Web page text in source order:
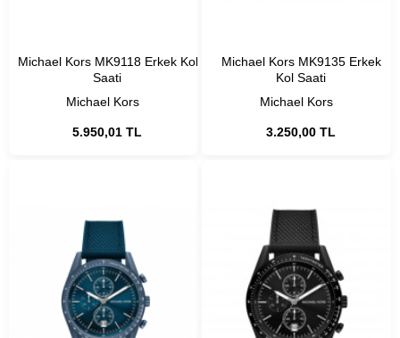
Michael Kors
Michael Kors MK9118 Erkek Kol
Saati
5.950,01 TL
Michael Kors
Michael Kors MK9135 Erkek
Kol Saati
3.250,00 TL